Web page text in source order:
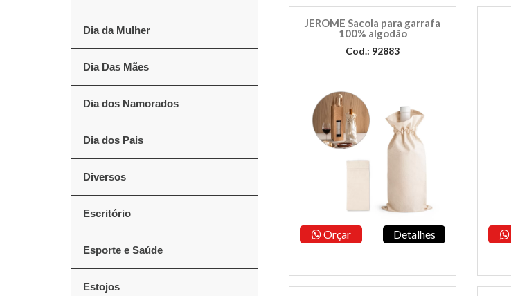
Dia da Mulher
Dia Das Mães
Dia dos Namorados
Dia dos Pais
Diversos
Escritório
Esporte e Saúde
Estojos
JEROME Sacola para garrafa
100% algodão
Cod.: 92883
Orçar Detalhes